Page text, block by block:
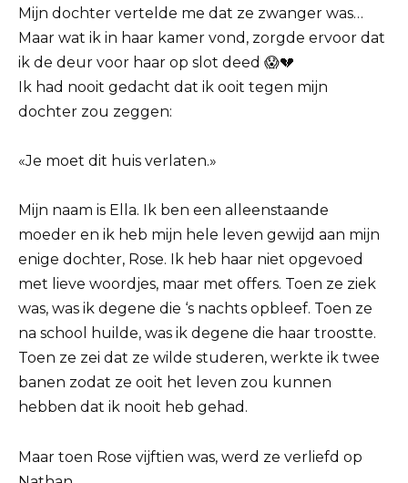
Mijn dochter vertelde me dat ze zwanger was…
Maar wat ik in haar kamer vond, zorgde ervoor dat
ik de deur voor haar op slot deed 😱💔
Ik had nooit gedacht dat ik ooit tegen mijn
dochter zou zeggen:
«Je moet dit huis verlaten.»
Mijn naam is Ella. Ik ben een alleenstaande
moeder en ik heb mijn hele leven gewijd aan mijn
enige dochter, Rose. Ik heb haar niet opgevoed
met lieve woordjes, maar met offers. Toen ze ziek
was, was ik degene die ‘s nachts opbleef. Toen ze
na school huilde, was ik degene die haar troostte.
Toen ze zei dat ze wilde studeren, werkte ik twee
banen zodat ze ooit het leven zou kunnen
hebben dat ik nooit heb gehad.
Maar toen Rose vijftien was, werd ze verliefd op